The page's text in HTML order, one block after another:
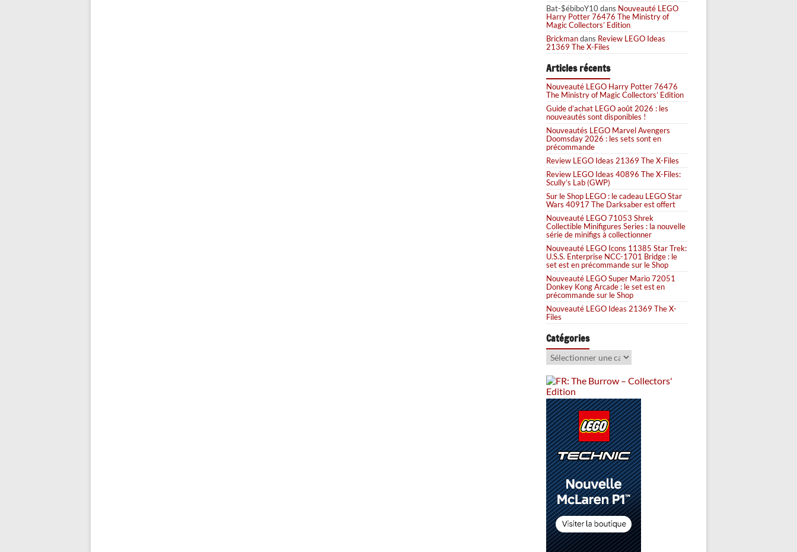
Bat-$ébiboY10dans Nouveauté LEGO
Harry Potter 76476 The Ministry of
Magic Collectors’ Edition
Brickmandans Review LEGO Ideas
21369 The X-Files
Articles récents
Nouveauté LEGO Harry Potter 76476
The Ministry of Magic Collectors’ Edition
Guide d’achat LEGO août 2026 : les
nouveautés sont disponibles !
Nouveautés LEGO Marvel Avengers
Doomsday 2026 : les sets sont en
précommande
Review LEGO Ideas 21369 The X-Files
Review LEGO Ideas 40896 The X-Files:
Scully’s Lab (GWP)
Sur le Shop LEGO : le cadeau LEGO Star
Wars 40917 The Darksaber est offert
Nouveauté LEGO 71053 Shrek
Collectible Minifigures Series : la nouvelle
série de minifigs à collectionner
Nouveauté LEGO Icons 11385 Star Trek:
U.S.S. Enterprise NCC-1701 Bridge : le
set est en précommande sur le Shop
Nouveauté LEGO Super Mario 72051
Donkey Kong Arcade : le set est en
précommande sur le Shop
Nouveauté LEGO Ideas 21369 The X-
Files
Catégories
Catégories